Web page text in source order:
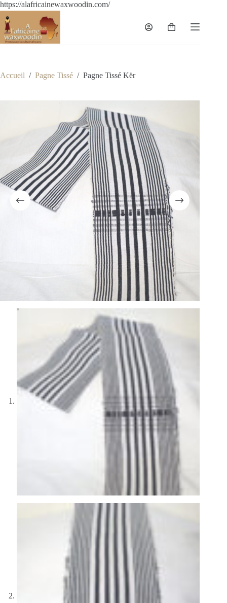
https://alafricainewaxwoodin.com/
Accueil / Pagne Tissé / Pagne Tissé Kër